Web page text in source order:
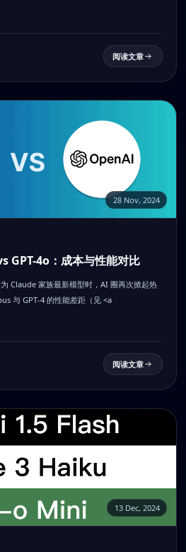
阅读文章
28 Nov, 2024
GPT-4o：成本与性能对比
Claude 家族最新模型时，AI 圈再次掀起热
与 GPT-4 的性能差距（见 <a
阅读文章
13 Dec, 2024